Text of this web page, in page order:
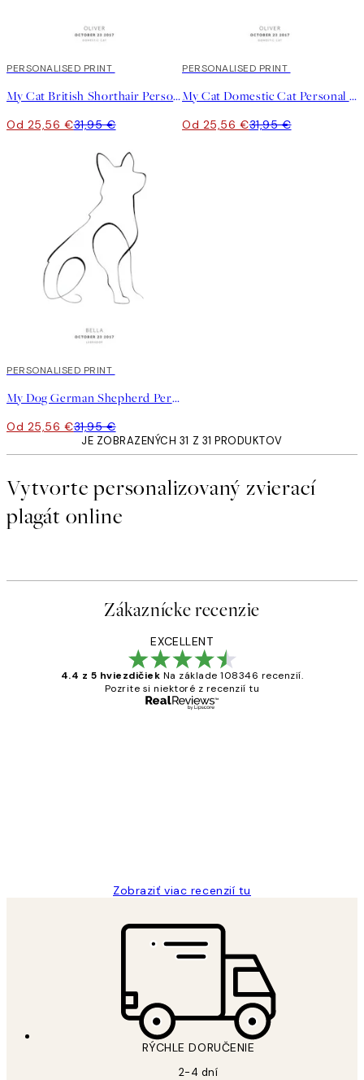
20%*
PERSONALISED PRINT
My Cat British Shorthair Personal Plagát
Od 25,56 €31,95 €
20%*
PERSONALISED PRINT
My Cat Domestic Cat Personal Plagát
Od 25,56 €31,95 €
20%*
PERSONALISED PRINT
My Dog German Shepherd Personal Plagát
Od 25,56 €31,95 €
JE ZOBRAZENÝCH 31 Z 31 PRODUKTOV
Vytvorte personalizovaný zvierací
plagát online
Zákaznícke recenzie
EXCELLENT
4.4 z 5 hviezdičiek Na základe 108346 recenzií.
Pozrite si niektoré z recenzií tu
Zobraziť viac recenzií tu
RÝCHLE DORUČENIE
2-4 dní